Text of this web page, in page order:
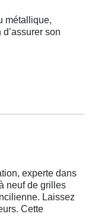
métallique,
son
experte dans
neuf de grilles
Laissez
Cette